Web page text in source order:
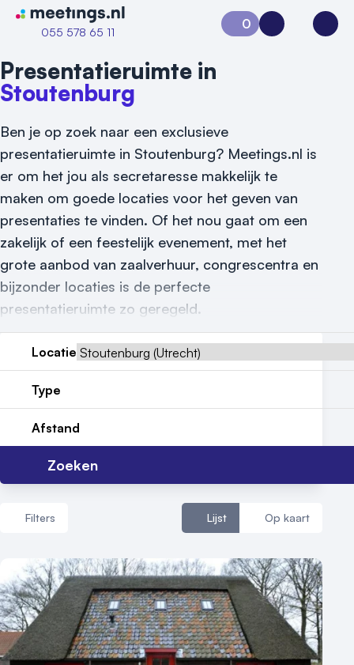
Naar home van Meetings
055 578 65 11
Vraag locatie aan
Locatiegids
Meld locatie aan
Nieuws
Reviews (5⭐️)
Contact
0
Aanvraag 0Inloggen
Presentatieruimte in
Stoutenburg
Ben je op zoek naar een exclusieve
presentatieruimte in Stoutenburg? Meetings.nl is
er om het jou als secretaresse makkelijk te
maken om goede locaties voor het geven van
presentaties te vinden. Of het nou gaat om een
zakelijk of een feestelijk evenement, met het
grote aanbod van zaalverhuur, congrescentra en
bijzonder locaties is de perfecte
presentatieruimte zo geregeld.
Locatie
Type
Afstand
Zoeken
Filters Lijst Op kaart
Aantal zalen
1 - 5 zalen
6 - 10 zalen
10 of meer zalen